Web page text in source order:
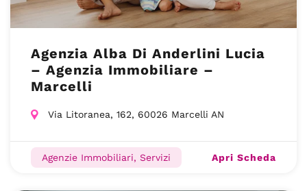
Agenzia Alba Di Anderlini Lucia
– Agenzia Immobiliare –
Marcelli
Via Litoranea, 162, 60026 Marcelli AN
Agenzie Immobiliari, Servizi Apri Scheda